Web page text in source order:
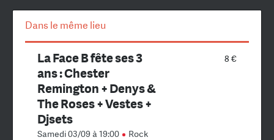
Dans le même lieu
8 €
La Face B fête ses 3
ans : Chester
Remington + Denys &
The Roses + Vestes +
Djsets
Samedi 03/09 à 19:00 Rock